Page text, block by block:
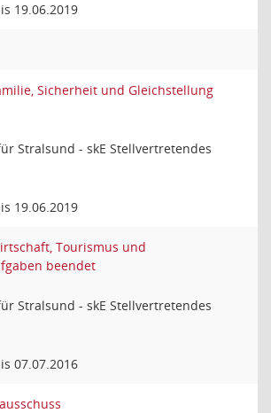
19.06.2019
Sicherheit und Gleichstellung
Stralsund - skE Stellvertretendes
19.06.2019
Tourismus und
beendet
Stralsund - skE Stellvertretendes
07.07.2016